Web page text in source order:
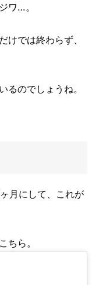
ワ…。
けでは終わらず、
るのでしょうね。
月にして、これが
ちら。